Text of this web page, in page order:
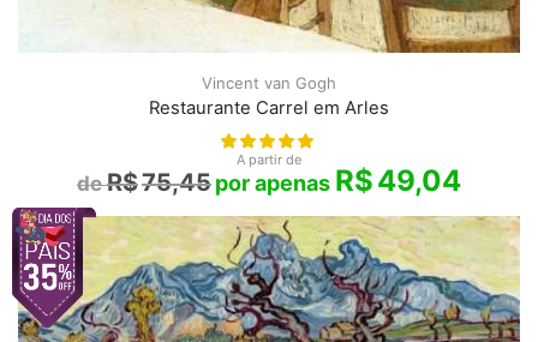
Vincent van Gogh
Restaurante Carrel em Arles
A partir de
R$75,45 R$49,04